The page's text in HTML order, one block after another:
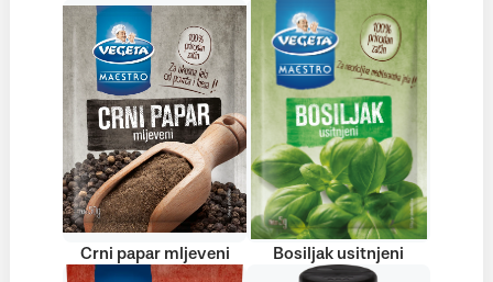
Crni papar mljeveni Bosiljak usitnjeni